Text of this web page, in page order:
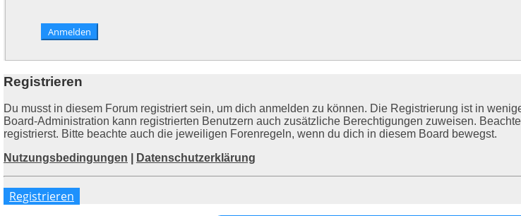
Registrieren
Du musst in diesem Forum registriert sein, um dich anmelden zu können. Die Registrierung ist in
Board-Administration kann registrierten Benutzern auch zusätzliche Berechtigungen zuweisen.
registrierst. Bitte beachte auch die jeweiligen Forenregeln, wenn du dich in diesem Board bewegst.
Nutzungsbedingungen
Datenschutzerklärung
Registrieren